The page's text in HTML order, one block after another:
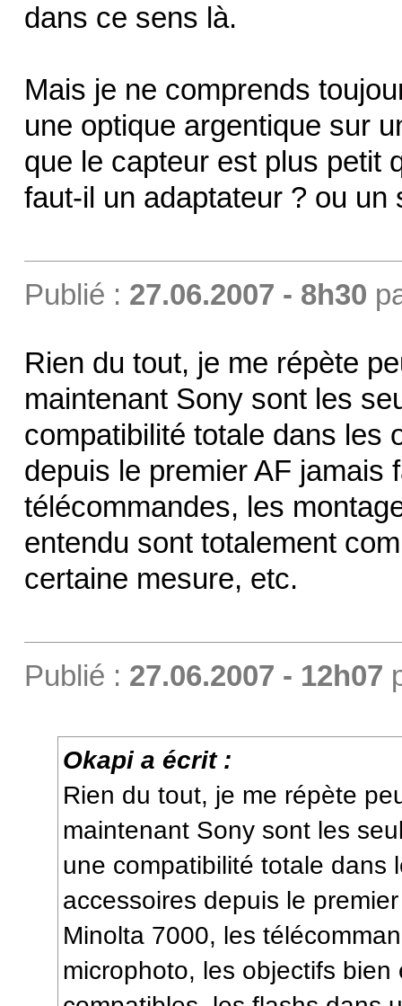
dans ce sens là.
Mais je ne comprends
une optique argentique sur
que le capteur est plus petit
faut-il un adaptateur ? ou un
Publié : 27.06.2007 - 8h30
Rien du tout, je me répète
maintenant Sony sont les
compatibilité totale dans les
depuis le premier AF jamais
télécommandes, les
entendu sont totalement
certaine mesure, etc.
Publié : 27.06.2007 - 12h07
Okapi a écrit :
Rien du tout, je me répète
maintenant Sony sont les
une compatibilité totale dans
accessoires depuis le
Minolta 7000, les
microphoto, les objectifs